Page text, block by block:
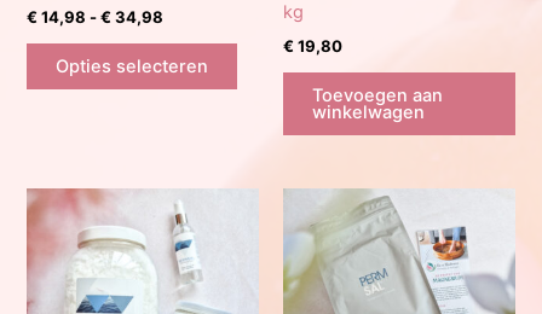
€14,98 - €34,98
tot
€ 34,98
Opties selecteren
Dit
product
meerdere
Deze
gekozen
kg
€19,80
Toevoegen aan
winkelwagen